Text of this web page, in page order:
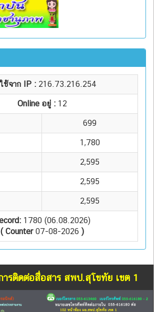
ช้จาก IP : 216.73.216.254
Online อยู่ : 12
699
1,780
2,595
2,595
2,595
1780 (06.08.2026)
( Counter07-08-2026 )
ารติดต่อสื่อสาร สพป.สุโขทัย เขต 1